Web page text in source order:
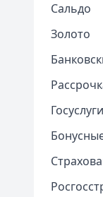
Сальдо
Золото
Госуслуги